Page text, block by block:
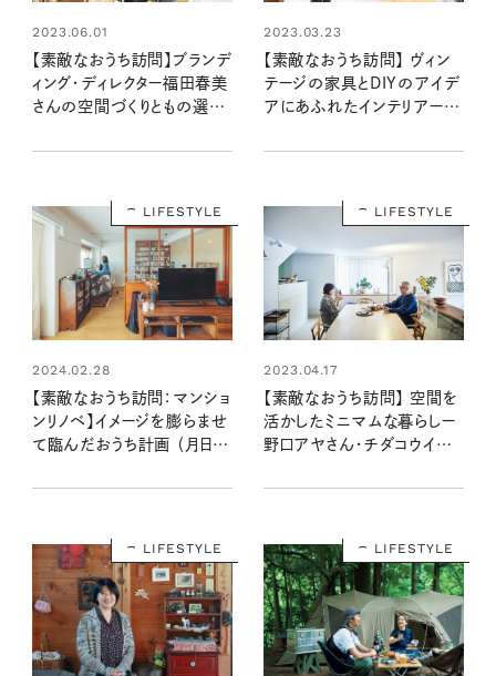
2023.06.01
【素敵なおうち訪問】ブランデ
ィング・ディレクター福田春美
さんの空間づくりともの選び
2023.03.23
【素敵なおうち訪問】 ヴィン
テージの家具とDIYのアイデ
アにあふれたインテリアー岡
LIFESTYLE
2024.02.28
【素敵なおうち訪問：マンショ
ンリノベ】イメージを膨らませ
て臨んだおうち計画 （月日さ
LIFESTYLE
2023.04.17
【素敵なおうち訪問】 空間を
活かしたミニマムな暮らしー
野口アヤさん・チダコウイチ
LIFESTYLE LIFESTYLE